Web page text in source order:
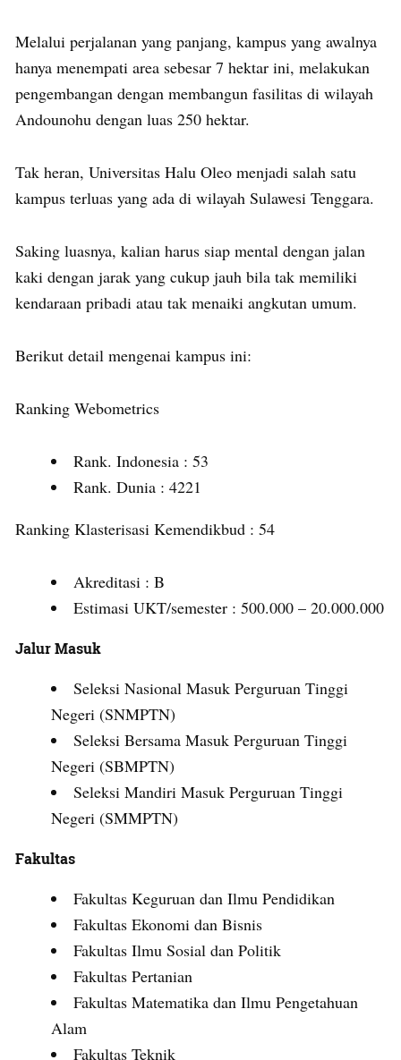
Melalui perjalanan yang panjang, kampus yang awalnya
hanya menempati area sebesar 7 hektar ini, melakukan
pengembangan dengan membangun fasilitas di wilayah
Andounohu dengan luas 250 hektar.
Tak heran, Universitas Halu Oleo menjadi salah satu
kampus terluas yang ada di wilayah Sulawesi Tenggara.
Saking luasnya, kalian harus siap mental dengan jalan
kaki dengan jarak yang cukup jauh bila tak memiliki
kendaraan pribadi atau tak menaiki angkutan umum.
Berikut detail mengenai kampus ini:
Ranking Webometrics
Rank. Indonesia : 53
Rank. Dunia : 4221
Ranking Klasterisasi Kemendikbud : 54
Akreditasi : B
Estimasi UKT/semester : 500.000 – 20.000.000
Jalur Masuk
Seleksi Nasional Masuk Perguruan Tinggi
Negeri (SNMPTN)
Seleksi Bersama Masuk Perguruan Tinggi
Negeri (SBMPTN)
Seleksi Mandiri Masuk Perguruan Tinggi
Negeri (SMMPTN)
Fakultas
Fakultas Keguruan dan Ilmu Pendidikan
Fakultas Ekonomi dan Bisnis
Fakultas Ilmu Sosial dan Politik
Fakultas Pertanian
Fakultas Matematika dan Ilmu Pengetahuan
Alam
Fakultas Teknik